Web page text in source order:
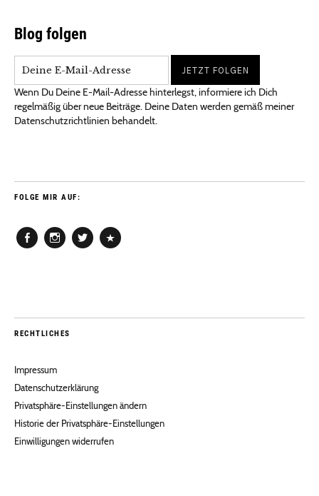
Blog folgen
Wenn Du Deine E-Mail-Adresse hinterlegst, informiere ich Dich
regelmäßig über neue Beiträge. Deine Daten werden gemäß meiner
Datenschutzrichtlinien behandelt.
FOLGE MIR AUF:
RECHTLICHES
Impressum
Datenschutzerklärung
Privatsphäre-Einstellungen ändern
Historie der Privatsphäre-Einstellungen
Einwilligungen widerrufen